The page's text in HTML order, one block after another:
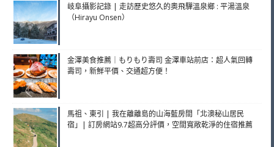
岐阜攝影記錄 | 走訪歷史悠久的奧飛驒溫泉鄉 : 平湯溫泉
（Hirayu Onsen）
金澤美食推薦｜もりもり壽司 金澤車站前店：超人氣回轉
壽司，新鮮平價、交通超方便！
馬祖、東引 | 我在離離島的山海藍房間「北澳秘山居民
宿」| 訂房網站9.7超高分評價，空間寬敞乾淨的住宿推薦